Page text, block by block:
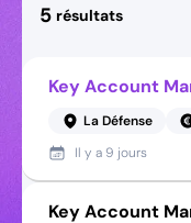
5 résultats
Key Account
La Défense
Il y a 9 jours
Key Account